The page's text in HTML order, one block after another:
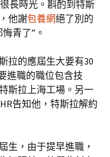
長時光。斟酌到特斯
他謝包養網絕了別的
青了”。
拉的應屆生大要有30
進職的職位包含技
斯拉上海工場。另一
告知他，特斯拉解約
生，由于提早進職，